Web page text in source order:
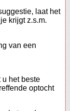
laat het
krijgt z.s.m.
van een
u het beste
optocht